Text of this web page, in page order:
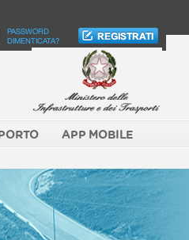
PASSWORD
DIMENTICATA?
APP MOBILE